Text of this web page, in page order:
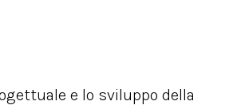
e lo sviluppo della